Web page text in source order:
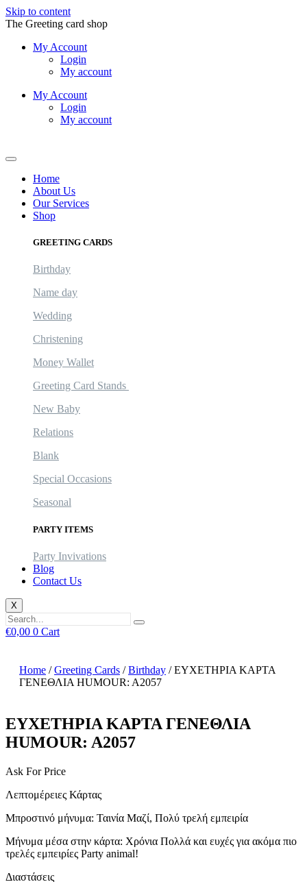
Skip to content
The Greeting card shop
My Account
Login
My account
My Account
Login
My account
Home
About Us
Our Services
Shop
GREETING CARDS
Birthday
Name day
Wedding
Christening
Money Wallet
Greeting Card Stands
New Baby
Relations
Blank
Special Occasions
Seasonal
PARTY ITEMS
Party Invivations
Blog
Contact Us
X
€0,00 0 Cart
Home /Greeting Cards /Birthday / ΕΥΧΕΤΗΡΙΑ ΚΑΡΤΑ
ΓΕΝΕΘΛΙΑ HUMOUR: A2057
ΕΥΧΕΤΗΡΙΑ ΚΑΡΤΑ ΓΕΝΕΘΛΙΑ
HUMOUR: A2057
Ask For Price
Λεπτομέρειες Κάρτας
Μπροστινό μήνυμα: Ταινία Μαζί, Πολύ τρελή εμπειρία
Μήνυμα μέσα στην κάρτα: Χρόνια Πολλά και ευχές για ακόμα πιο
τρελές εμπειρίες Party animal!
Διαστάσεις